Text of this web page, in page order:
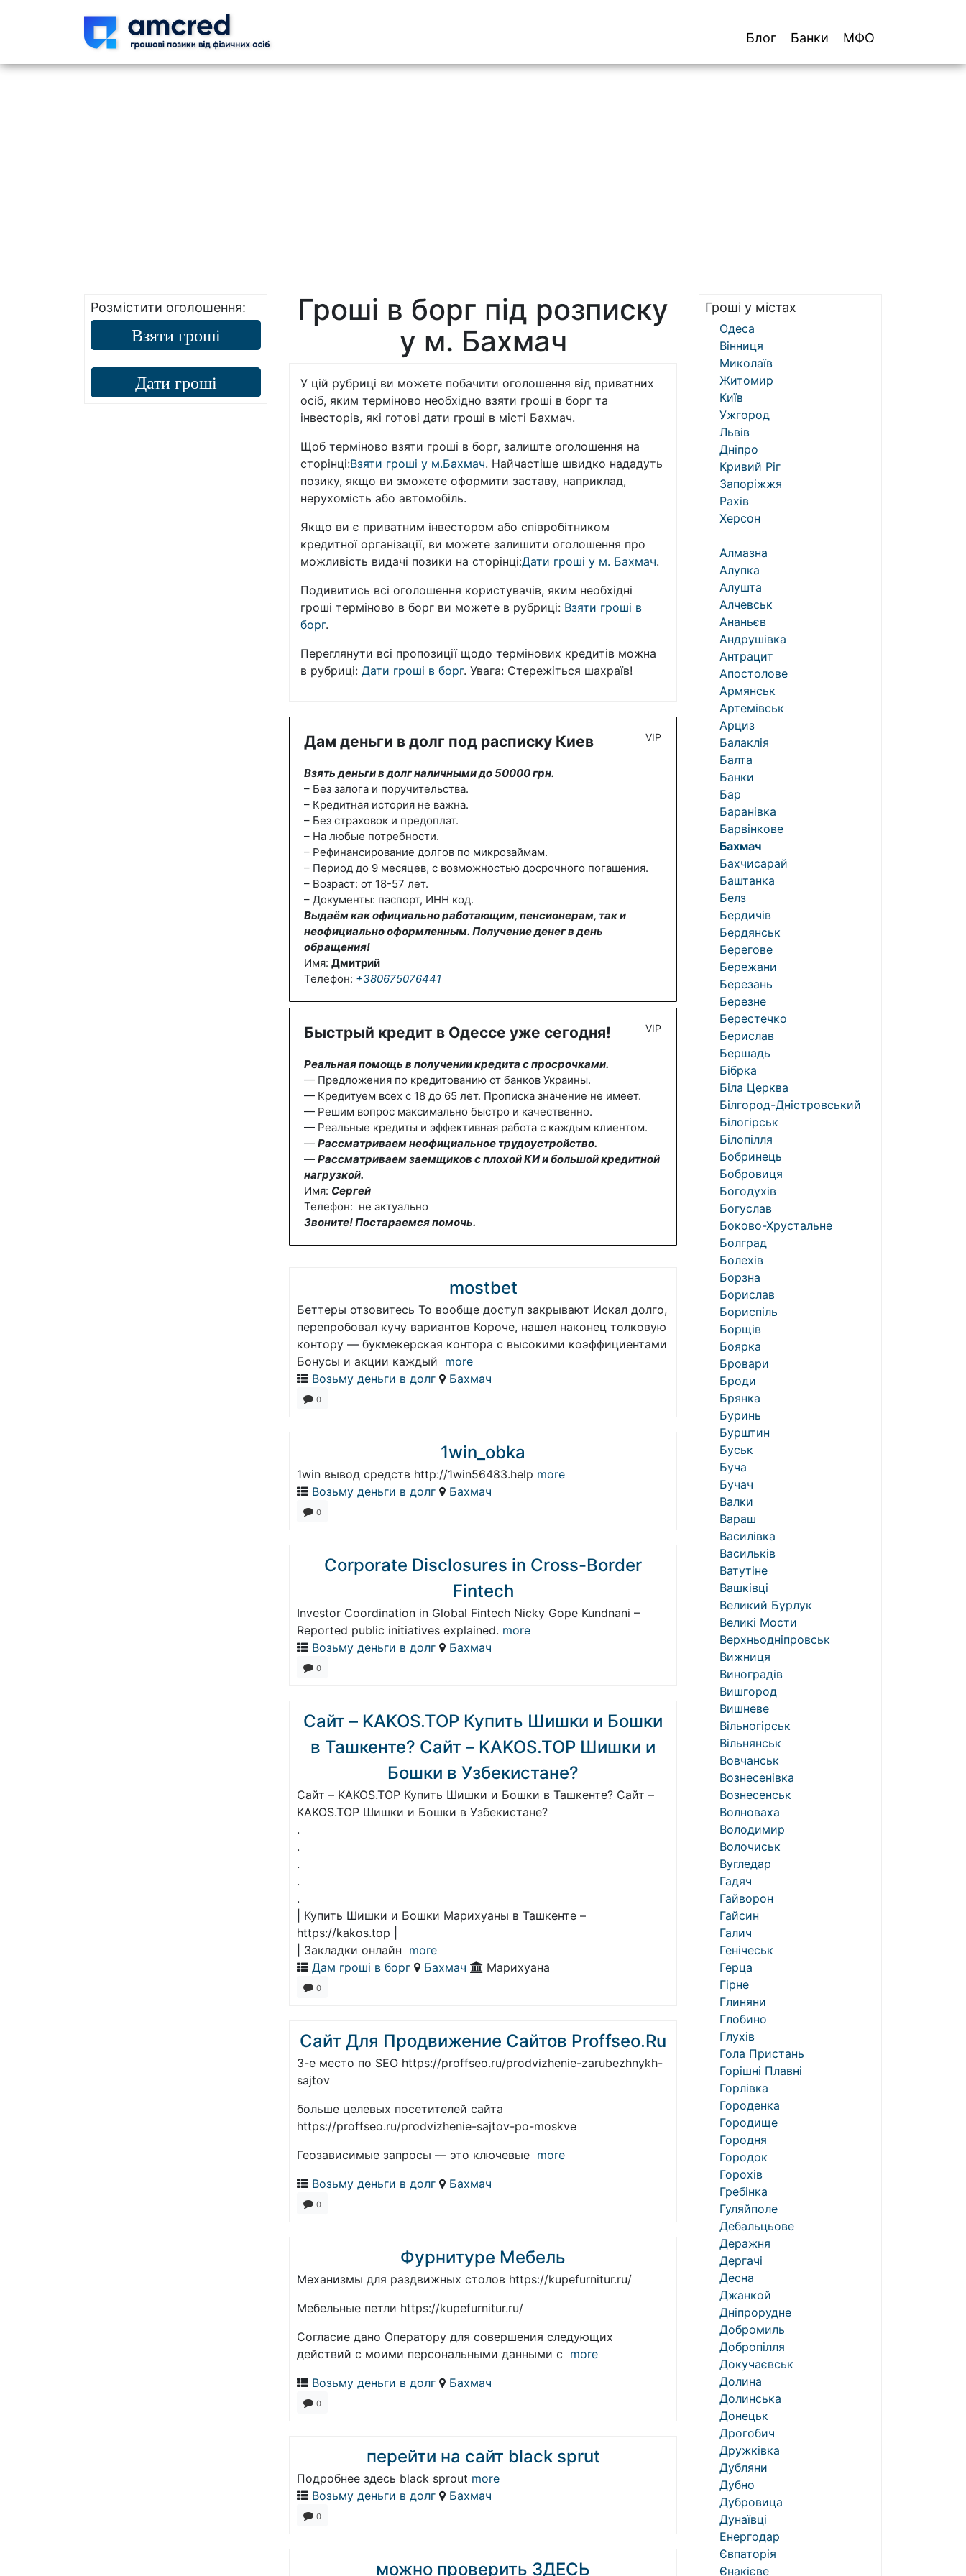
МФО
Банки
Блог
Розмістити оголошення:
Взяти гроші
Дати гроші
Гроші в борг під розписку
у м. Бахмач
У цій рубриці ви можете побачити оголошення від приватних
осіб, яким терміново необхідно взяти гроші в борг та
інвесторів, які готові дати гроші в місті Бахмач.
Щоб терміново взяти гроші в борг, залиште оголошення на
сторінці:Взяти гроші у м.Бахмач. Найчастіше швидко нададуть
позику, якщо ви зможете оформити заставу, наприклад,
нерухомість або автомобіль.
Якщо ви є приватним інвестором або співробітником
кредитної організації, ви можете залишити оголошення про
можливість видачі позики на сторінці:Дати гроші у м. Бахмач.
Подивитись всі оголошення користувачів, яким необхідні
гроші терміново в борг ви можете в рубриці: Взяти гроші в
борг.
Переглянути всі пропозиції щодо термінових кредитів можна
в рубриці: Дати гроші в борг. Увага: Стережіться шахраїв!
Дам деньги в долг под расписку Киев
Взять деньги в долг наличными до 50000 грн.
– Без залога и поручительства.
– Кредитная история не важна.
– Без страховок и предоплат.
– На любые потребности.
– Рефинансирование долгов по микрозаймам.
– Период до 9 месяцев, с возможностью досрочного погашения.
– Возраст: от 18-57 лет.
– Документы: паспорт, ИНН код.
Выдаём как официально работающим, пенсионерам, так и
неофициально оформленным. Получение денег в день
обращения!
Имя: Дмитрий
Телефон: +380675076441
VIP
Быстрый кредит в Одессе уже сегодня!
Реальная помощь в получении кредита с просрочками.
— Предложения по кредитованию от банков Украины.
— Кредитуем всех с 18 до 65 лет. Прописка значение не имеет.
— Решим вопрос максимально быстро и качественно.
— Реальные кредиты и эффективная работа с каждым клиентом.
— Рассматриваем неофициальное трудоустройство.
— Рассматриваем заемщиков с плохой КИ и большой кредитной
нагрузкой.
Имя: Сергей
Телефон: не актуально
Звоните! Постараемся помочь.
VIP
mostbet
Беттеры отзовитесь То вообще доступ закрывают Искал долго,
перепробовал кучу вариантов Короче, нашел наконец толковую
контору — букмекерская контора с высокими коэффициентами
Бонусы и акции каждый more
Возьму деньги в долг
Бахмач
0
1win_obka
1win вывод средств http://1win56483.help more
Возьму деньги в долг
Бахмач
0
Corporate Disclosures in Cross-Border
Fintech
Investor Coordination in Global Fintech Nicky Gope Kundnani –
Reported public initiatives explained. more
Возьму деньги в долг
Бахмач
0
Сайт – KAKOS.TOP Купить Шишки и Бошки
в Ташкенте? Сайт – KAKOS.TOP Шишки и
Бошки в Узбекистане?
Сайт – KAKOS.TOP Купить Шишки и Бошки в Ташкенте? Сайт –
KAKOS.TOP Шишки и Бошки в Узбекистане?
.
.
.
.
.
| Купить Шишки и Бошки Марихуаны в Ташкенте –
https://kakos.top |
| Закладки онлайн more
Дам гроші в борг
Бахмач Марихуана
0
Сайт Для Продвижение Сайтов Proffseo.Ru
3-е место по SEO https://proffseo.ru/prodvizhenie-zarubezhnykh-
sajtov
больше целевых посетителей сайта
https://proffseo.ru/prodvizhenie-sajtov-po-moskve
Геозависимые запросы — это ключевые more
Возьму деньги в долг
Бахмач
0
Фурнитуре Мебель
Механизмы для раздвижных столов https://kupefurnitur.ru/
Мебельные петли https://kupefurnitur.ru/
Согласие дано Оператору для совершения следующих
действий с моими персональными данными с more
Возьму деньги в долг
Бахмач
0
перейти на сайт black sprut
Подробнее здесь black sprout more
Возьму деньги в долг
Бахмач
0
можно проверить ЗДЕСЬ
Гроші у містах
Одеса
Вінниця
Миколаїв
Житомир
Київ
Ужгород
Львів
Дніпро
Кривий Ріг
Запоріжжя
Рахів
Херсон
Алмазна
Алупка
Алушта
Алчевськ
Ананьєв
Андрушівка
Антрацит
Апостолове
Армянськ
Артемівськ
Арциз
Балаклія
Балта
Банки
Бар
Баранівка
Барвінкове
Бахмач
Бахчисарай
Баштанка
Белз
Бердичів
Бердянськ
Берегове
Бережани
Березань
Березне
Берестечко
Берислав
Бершадь
Бібрка
Біла Церква
Білгород-Дністровський
Білогірськ
Білопілля
Бобринець
Бобровиця
Богодухів
Богуслав
Боково-Хрустальне
Болград
Болехів
Борзна
Борислав
Бориспіль
Борщів
Боярка
Бровари
Броди
Брянка
Буринь
Бурштин
Буськ
Буча
Бучач
Валки
Вараш
Василівка
Васильків
Ватутіне
Вашківці
Великий Бурлук
Великі Мости
Верхньодніпровськ
Вижниця
Виноградів
Вишгород
Вишневе
Вільногірськ
Вільнянськ
Вовчанськ
Вознесенівка
Вознесенськ
Волноваха
Володимир
Волочиськ
Вугледар
Гадяч
Гайворон
Гайсин
Галич
Генічеськ
Герца
Гірне
Глиняни
Глобино
Глухів
Гола Пристань
Горішні Плавні
Горлівка
Городенка
Городище
Городня
Городок
Горохів
Гребінка
Гуляйполе
Дебальцьове
Деражня
Дергачі
Десна
Джанкой
Дніпрорудне
Добромиль
Добропілля
Докучаєвськ
Долина
Долинська
Донецьк
Дрогобич
Дружківка
Дубляни
Дубно
Дубровица
Дунаївці
Енергодар
Євпаторія
Єнакієве